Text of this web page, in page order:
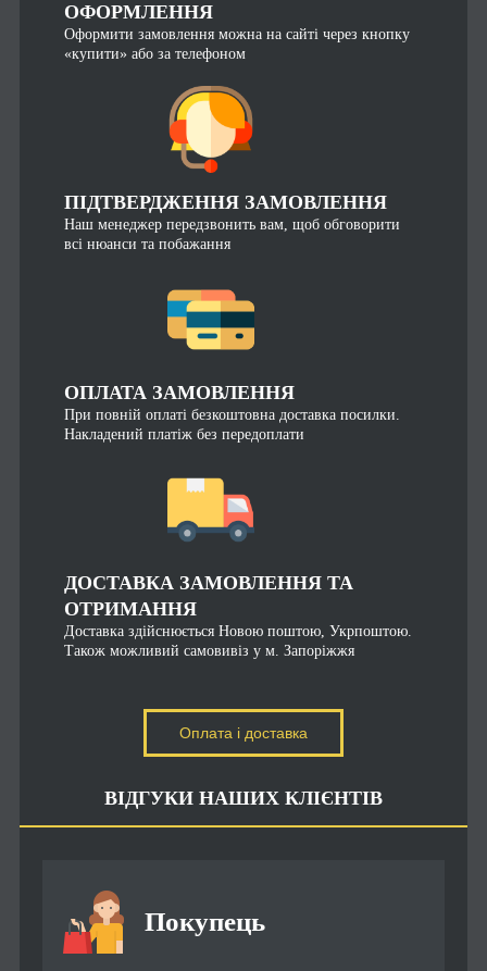
ОФОРМЛЕННЯ
Оформити замовлення можна на сайті через кнопку
«купити» або за телефоном
ПІДТВЕРДЖЕННЯ ЗАМОВЛЕННЯ
Наш менеджер передзвонить вам, щоб обговорити
всі нюанси та побажання
ОПЛАТА ЗАМОВЛЕННЯ
При повній оплаті безкоштовна доставка посилки.
Накладений платіж без передоплати
ДОСТАВКА ЗАМОВЛЕННЯ ТА
ОТРИМАННЯ
Доставка здійснюється Новою поштою, Укрпоштою.
Також можливий самовивіз у м. Запоріжжя
Оплата і доставка
ВІДГУКИ НАШИХ КЛІЄНТІВ
Покупець